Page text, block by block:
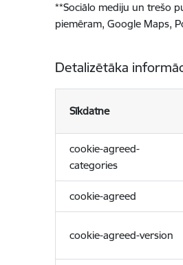
**Sociālo mediju un trešo
piemēram, Google Maps,
Detalizētāka
Sīkdatne
cookie-agreed-
categories
cookie-agreed
cookie-agreed-version